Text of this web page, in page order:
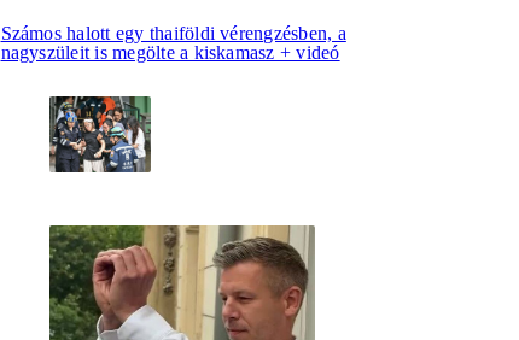
Számos halott egy thaiföldi vérengzésben, a
nagyszüleit is megölte a kiskamasz + videó